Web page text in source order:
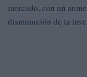
mercado, con un
disminución de la